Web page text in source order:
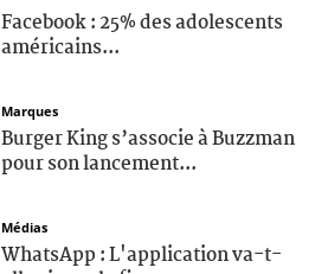
Facebook : 25% des adolescents
américains...
Marques
Burger King s’associe à Buzzman
pour son lancement...
Médias
WhatsApp : L'application va-t-